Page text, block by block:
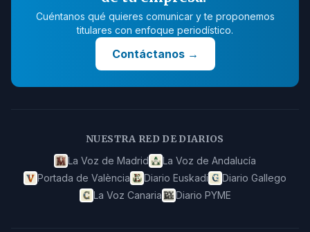
Cuéntanos qué quieres comunicar y te proponemos
titulares con enfoque periodístico.
Contáctanos→
NUESTRA RED DE DIARIOS
La Voz de Madrid
La Voz de Andalucía
Portada de València
Diario Euskadi
Diario Gallego
La Voz Canaria
Diario PYME